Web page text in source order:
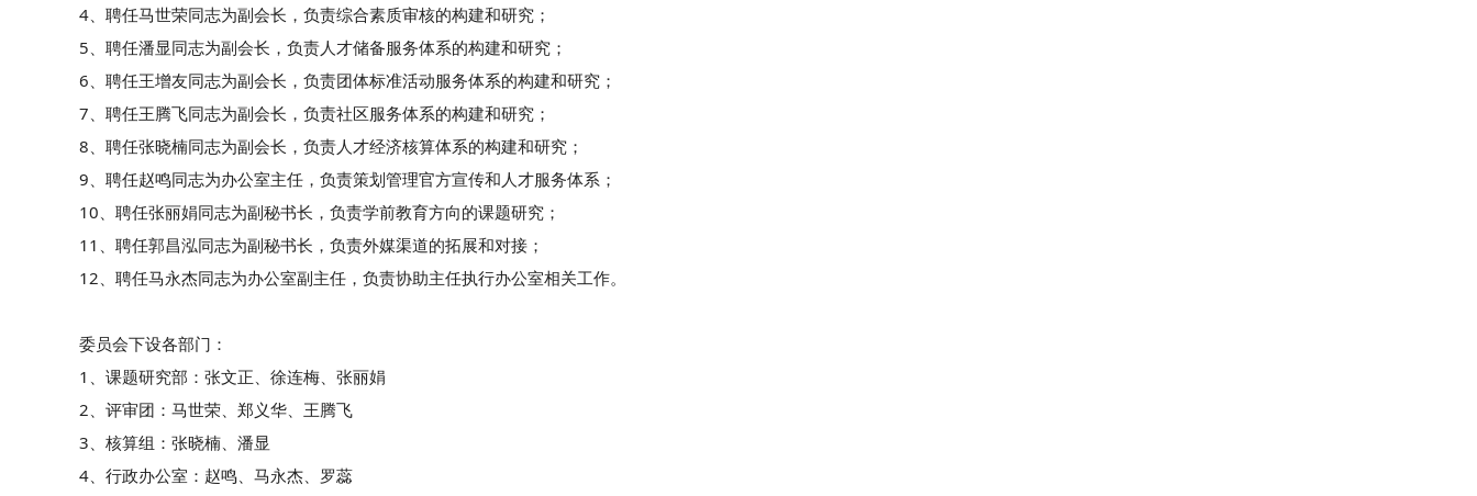
4、聘任马世荣同志为副会长，负责综合素质审核的构建和研究；
5、聘任潘显同志为副会长，负责人才储备服务体系的构建和研究；
6、聘任王增友同志为副会长，负责团体标准活动服务体系的构建和研究；
7、聘任王腾飞同志为副会长，负责社区服务体系的构建和研究；
8、聘任张晓楠同志为副会长，负责人才经济核算体系的构建和研究；
9、聘任赵鸣同志为办公室主任，负责策划管理官方宣传和人才服务体系；
10、聘任张丽娟同志为副秘书长，负责学前教育方向的课题研究；
11、聘任郭昌泓同志为副秘书长，负责外媒渠道的拓展和对接；
12、聘任马永杰同志为办公室副主任，负责协助主任执行办公室相关工作。
委员会下设各部门：
1、课题研究部：张文正、徐连梅、张丽娟
2、评审团：马世荣、郑义华、王腾飞
3、核算组：张晓楠、潘显
4、行政办公室：赵鸣、马永杰、罗蕊